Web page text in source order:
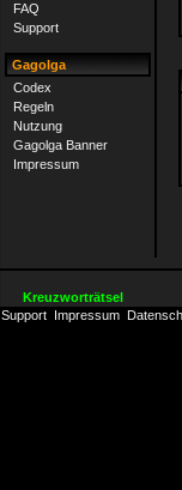
FAQ
Support
Gagolga
Codex
Regeln
Nutzung
Gagolga Banner
Impressum
Kreuzworträtsel
Support Impressum